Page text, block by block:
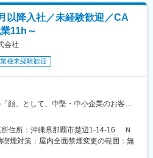
ムなし）・リモートワーク可
休2日制（土日祝）
軟な働き方が可能です。
業務
手企業）への課題ヒアリング
の企画・立案
／クラウド／セキュリティ等）を組み合
連携による提案内容の具体化
推進・顧客フォロー
、課題解決型の提案ができる営業スタ
・検討～導入までを一貫して推進。
ュリティなど、複数商材を組み合わせた
以降入社／未経験歓迎／CA
11h～
会社
業種未経験歓迎
顔」として、中堅・中小企業のお客さ
ス・商品をご提案し、お客様の経営課
解決に向けて伴走するフロント営業で
所住所：沖縄県那覇市楚辺1-14-16 Ｎ
喫煙対策：屋内全面禁煙変更の範囲：無